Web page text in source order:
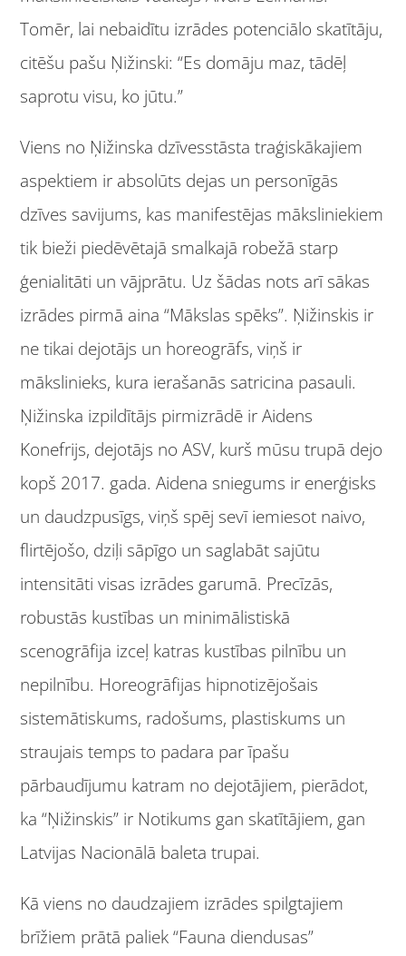
Tomēr, lai nebaidītu izrādes potenciālo skatītāju,
citēšu pašu Ņižinski: “Es domāju maz, tādēļ
saprotu visu, ko jūtu.”
Viens no Ņižinska dzīvesstāsta traģiskākajiem
aspektiem ir absolūts dejas un personīgās
dzīves savijums, kas manifestējas māksliniekiem
tik bieži piedēvētajā smalkajā robežā starp
ģenialitāti un vājprātu. Uz šādas nots arī sākas
izrādes pirmā aina “Mākslas spēks”. Ņižinskis ir
ne tikai dejotājs un horeogrāfs, viņš ir
mākslinieks, kura ierašanās satricina pasauli.
Ņižinska izpildītājs pirmizrādē ir Aidens
Konefrijs, dejotājs no ASV, kurš mūsu trupā dejo
kopš 2017. gada. Aidena sniegums ir enerģisks
un daudzpusīgs, viņš spēj sevī iemiesot naivo,
flirtējošo, dziļi sāpīgo un saglabāt sajūtu
intensitāti visas izrādes garumā. Precīzās,
robustās kustības un minimālistiskā
scenogrāfija izceļ katras kustības pilnību un
nepilnību. Horeogrāfijas hipnotizējošais
sistemātiskums, radošums, plastiskums un
straujais temps to padara par īpašu
pārbaudījumu katram no dejotājiem, pierādot,
ka “Ņižinskis” ir Notikums gan skatītājiem, gan
Latvijas Nacionālā baleta trupai.
Kā viens no daudzajiem izrādes spilgtajiem
brīžiem prātā paliek “Fauna diendusas”